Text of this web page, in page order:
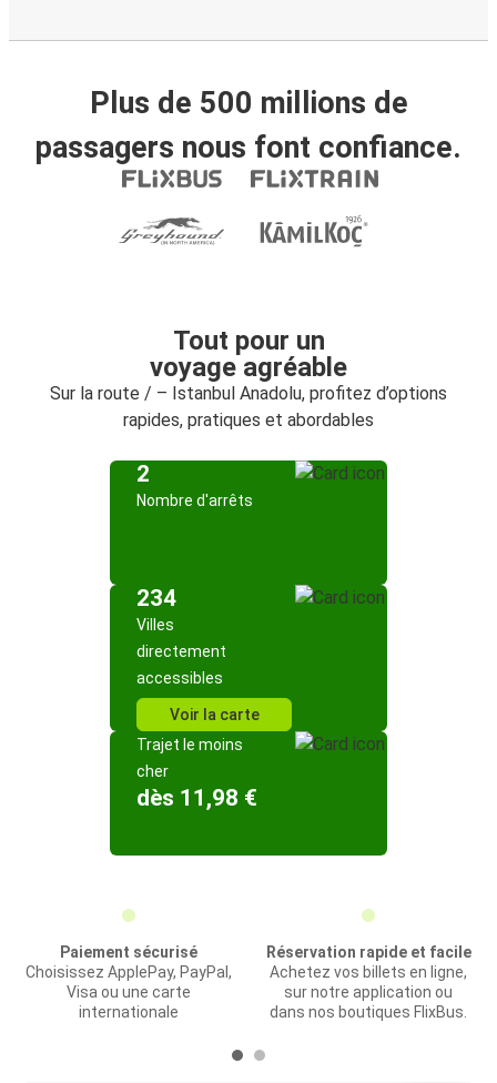
Plus de 500 millions de
passagers nous font confiance.
Tout pour un
voyage agréable
Sur la route / – Istanbul Anadolu, profitez d’options
rapides, pratiques et abordables
2
Nombre d'arrêts
234
Villes
directement
accessibles
Voir la carte
Trajet le moins
cher
dès 11,98 €
Paiement sécurisé
Choisissez ApplePay, PayPal,
Visa ou une carte
internationale
Réservation rapide et facile
Achetez vos billets en ligne,
sur notre application ou
dans nos boutiques FlixBus.